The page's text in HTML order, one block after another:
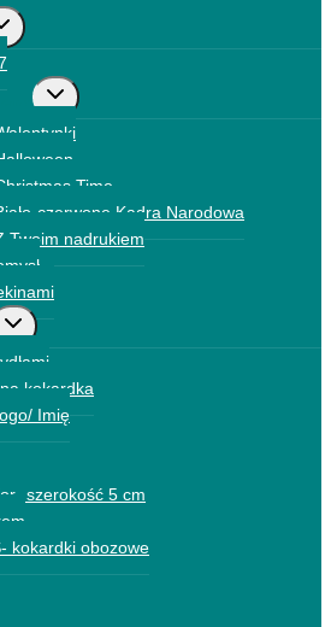
Przełącz
menu
podrzędne
Time
czerwone Kadra Narodowa
Twoim nadrukiem
menu
kokardka
Imię
szerokość 5 cm
kokardki obozowe